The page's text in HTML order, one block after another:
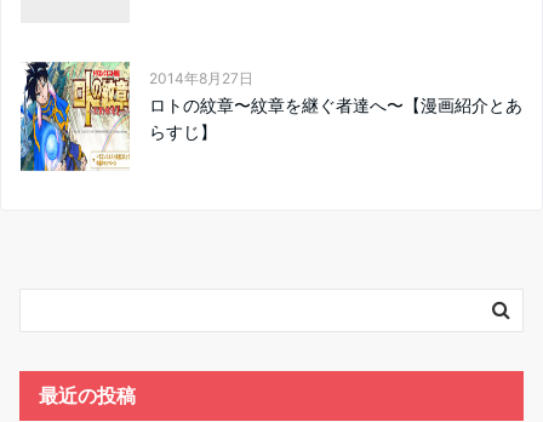
2014年8月27日
ロトの紋章〜紋章を継ぐ者達へ〜【漫画紹介とあ
らすじ】
最近の投稿